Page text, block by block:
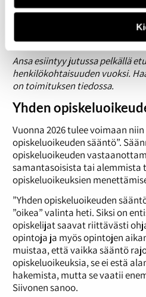
Kuitenkin nyt kun on suhteita
hakemaan ihan kotisohvalta
”Haluan muistuttaa, että
Ansa esiintyy jutussa pelkällä
henkilökohtaisuuden vuoksi.
on toimituksen tiedossa.
Yhden
Vuonna 2026 tulee voimaan
opiskeluoikeuden sääntö”.
opiskeluoikeuden
samantasoisista tai alemmista
opiskeluoikeuksien
”Yhden opiskeluoikeuden
”oikea” valinta heti. Siksi on
opiskelijat saavat riittävästi
opintoja ja myös opintojen
muistaa, että vaikka sääntö
opiskeluoikeuksia, se ei estä
hakemista, mutta se vaatii
Siivonen sanoo.